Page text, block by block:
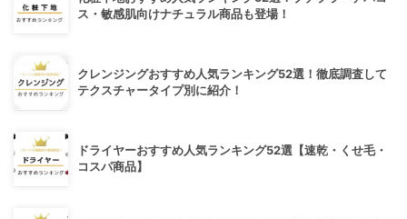
ス・敏感肌向けナチュラル商品も登場！
クレンジングおすすめ人気ランキング52選！徹底調査して
テクスチャータイプ別に紹介！
ドライヤーおすすめ人気ランキング52選【速乾・くせ毛・
コスパ商品】